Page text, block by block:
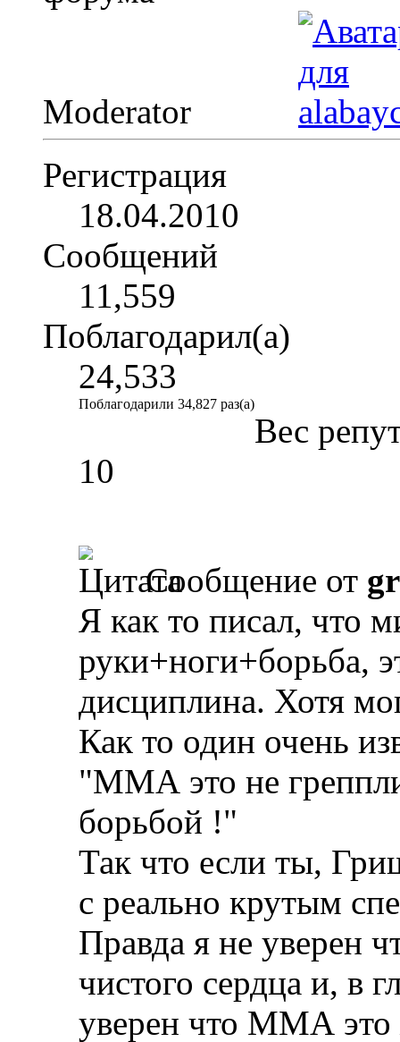
Moderator
Регистрация
18.04.2010
Сообщений
11,559
Поблагодарил(а)
24,533
Поблагодарили 34,827 раз(а)
Вес
10
Сообщение от
Я как то писал, что
руки+ноги+борьба,
дисциплина. Хотя
Как то один очень
"ММА это не
борьбой !"
Так что если ты,
с реально крутым
Правда я не уверен
чистого сердца и, в
уверен что ММА это